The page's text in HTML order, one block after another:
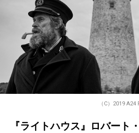
（C）2019
『ライトハウス』ロバート